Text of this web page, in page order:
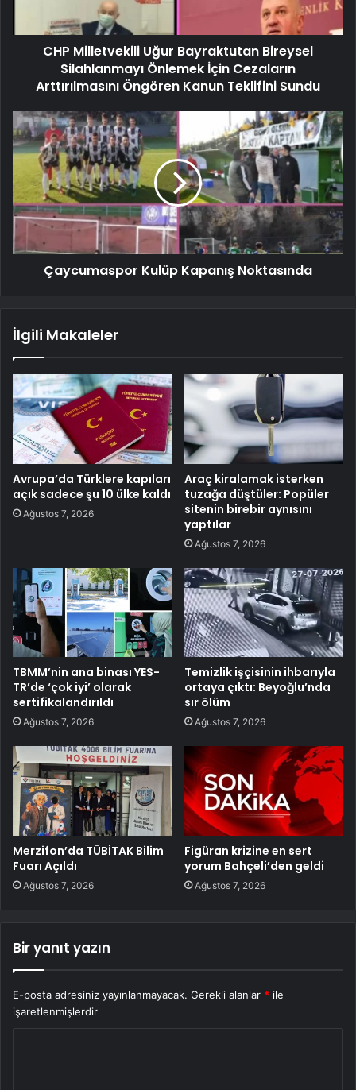
CHP Milletvekili Uğur Bayraktutan Bireysel
Silahlanmayı Önlemek İçin Cezaların
Arttırılmasını Öngören Kanun Teklifini Sundu
Çaycumaspor Kulüp Kapanış Noktasında
İlgili Makaleler
Avrupa’da Türklere kapıları
açık sadece şu 10 ülke kaldı
Ağustos 7, 2026
Araç kiralamak isterken
tuzağa düştüler: Popüler
sitenin birebir aynısını
yaptılar
Ağustos 7, 2026
TBMM’nin ana binası YES-
TR’de ‘çok iyi’ olarak
sertifikalandırıldı
Ağustos 7, 2026
Temizlik işçisinin ihbarıyla
ortaya çıktı: Beyoğlu’nda
sır ölüm
Ağustos 7, 2026
Merzifon’da TÜBİTAK Bilim
Fuarı Açıldı
Ağustos 7, 2026
Figüran krizine en sert
yorum Bahçeli’den geldi
Ağustos 7, 2026
Bir yanıt yazın
E-posta adresiniz yayınlanmayacak. Gerekli alanlar * ile
işaretlenmişlerdir